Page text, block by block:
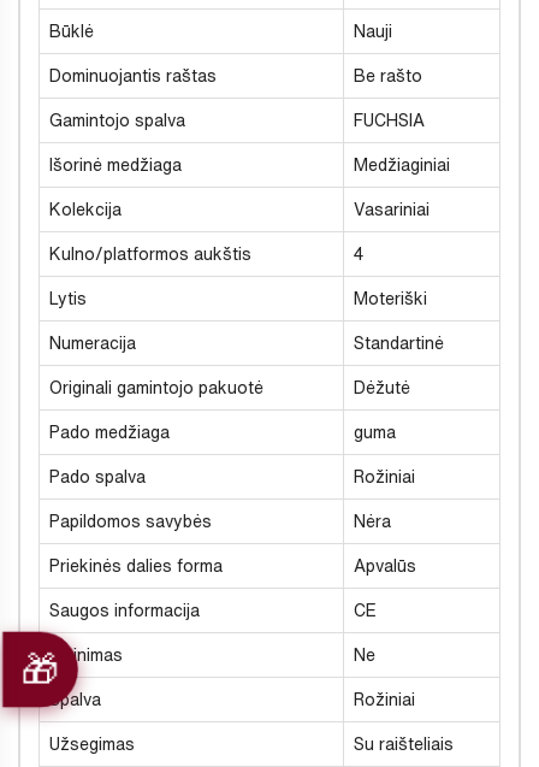
Būklė Nauji
Dominuojantis raštas Be rašto
Gamintojo spalva FUCHSIA
Išorinė medžiaga Medžiaginiai
Kolekcija Vasariniai
Kulno/platformos aukštis 4
Lytis Moteriški
Numeracija Standartinė
Originali gamintojo pakuotė Dėžutė
Pado medžiaga guma
Pado spalva Rožiniai
Papildomos savybės Nėra
Priekinės dalies forma Apvalūs
Saugos informacija CE
Šiltinimas Ne
Spalva Rožiniai
Užsegimas Su raišteliais